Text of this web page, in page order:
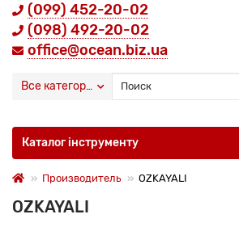
(099) 452-20-02
(098) 492-20-02
office@ocean.biz.ua
Все категории
Каталог інструменту
Производитель OZKAYALI
OZKAYALI